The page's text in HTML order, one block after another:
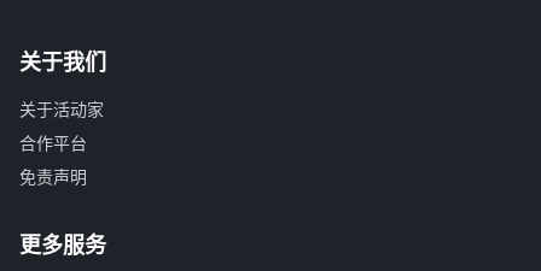
关于我们
关于活动家
合作平台
免责声明
更多服务